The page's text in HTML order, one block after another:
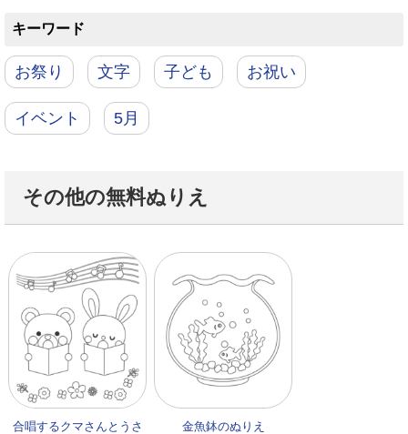
キーワード
お祭り 文字 子ども お祝い
イベント 5月
その他の無料ぬりえ
合唱するクマさんとうさ
金魚鉢のぬりえ